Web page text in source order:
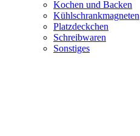
Kochen und Backen
Kühlschrankmagneten
Platzdeckchen
Schreibwaren
Sonstiges